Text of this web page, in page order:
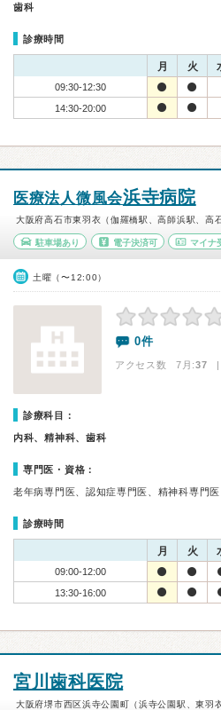
歯科
診療時間
月 火
09:30-12:30
14:30-20:00
医療法人微風会浜寺病院
大阪府高石市東羽衣（伽羅橋駅、高師浜駅、高
駐車場あり 電子決済可 マイナ
土曜（〜12:00）
0件
アクセス数 7月:37 |
診療科目：
内科、精神科、歯科
専門医・資格：
老年病専門医、認知症専門医、精神科専門医
診療時間
月 火
09:00-12:00
13:30-16:00
宮川歯科医院
大阪府堺市西区浜寺公園町（浜寺公園駅、東羽